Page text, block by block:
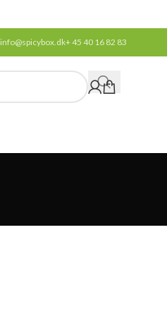
info@spicybox.dk+ 45 40 16 82 83